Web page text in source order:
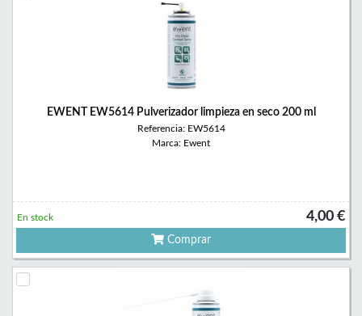
EWENT EW5614 Pulverizador limpieza en seco 200 ml
Referencia: EW5614
Marca: Ewent
4,00 €
En stock
Comprar